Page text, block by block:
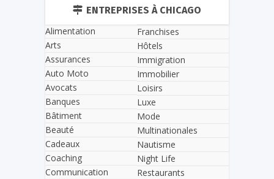
ENTREPRISES À CHICAGO
Alimentation
Arts
Assurances
Auto Moto
Avocats
Banques
Bâtiment
Beauté
Cadeaux
Coaching
Communication
Franchises
Hôtels
Immigration
Immobilier
Loisirs
Luxe
Mode
Multinationales
Nautisme
Night Life
Restaurants